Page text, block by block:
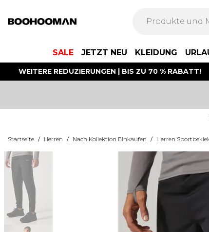
SALE JETZT NEU KLEIDUNG
WEITERE REDUZIERUNGEN | BIS ZU 70 % RABATT!
Startseite / Herren / Nach Kollektion Einkaufen / Herren